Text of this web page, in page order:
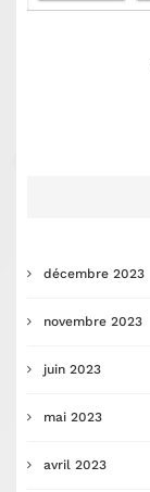
décembre 2023
novembre 2023
juin 2023
mai 2023
avril 2023